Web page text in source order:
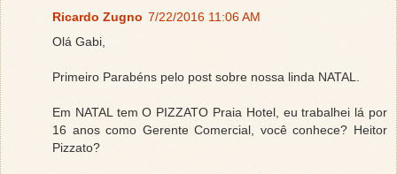
Ricardo Zugno 7/22/2016 11:06 AM
Olá Gabi,
Primeiro Parabéns pelo post sobre nossa linda NATAL.
Em NATAL tem O PIZZATO Praia Hotel, eu trabalhei lá por
16 anos como Gerente Comercial, você conhece? Heitor
Pizzato?